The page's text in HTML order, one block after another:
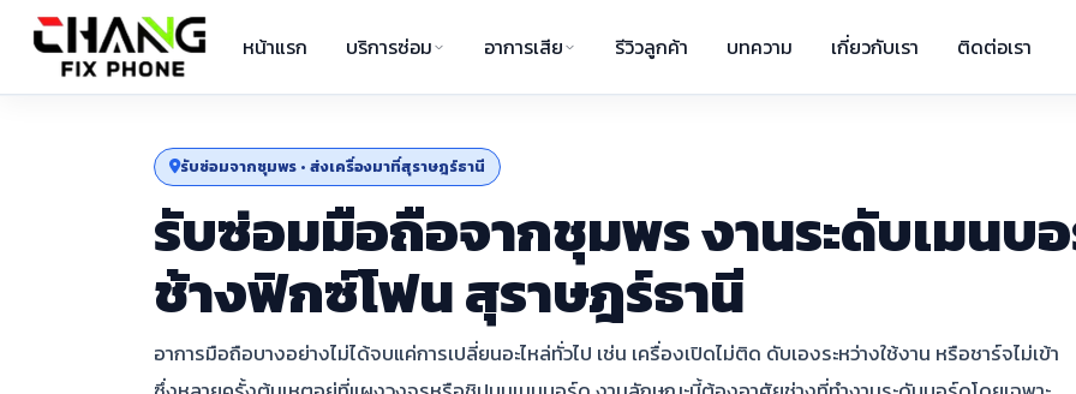
หน้าแรก บริการซ่อม อาการเสีย รีวิวลูกค้า บทความ เกี่ยวกับเรา ติดต่อเรา
รับซ่อมจากชุมพร • ส่งเครื่องมาที่สุราษฎร์ธานี
รับซ่อมมือถือจากชุมพร งานระดับเมนบ
ช้างฟิกซ์โฟน สุราษฎร์ธานี
อาการมือถือบางอย่างไม่ได้จบแค่การเปลี่ยนอะไหล่ทั่วไป เช่น เครื่องเปิดไม่ติด ดับเองระหว่างใช้งาน หรือชาร์จไม่เข้า